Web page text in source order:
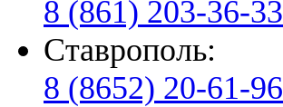
8 (861) 203-36-33
Ставрополь:
8 (8652) 20-61-96